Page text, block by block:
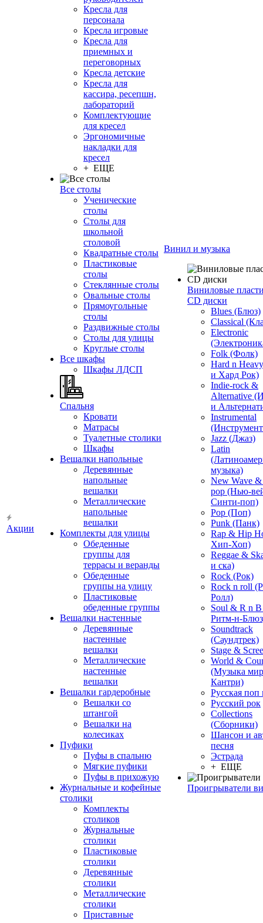
Акции
Кресла для
персонала
Кресла игровые
Кресла для
приемных и
переговорных
Кресла детские
Кресла для
кассира, ресепшн,
лабораторий
Комплектующие
для кресел
Эргономичные
накладки для
кресел
+ ЕЩЕ
Все столы
Ученические
столы
Столы для
школьной
столовой
Квадратные столы
Пластиковые
столы
Стеклянные столы
Овальные столы
Прямоугольные
столы
Раздвижные столы
Столы для улицы
Круглые столы
Все шкафы
Шкафы ЛДСП
Спальня
Кровати
Матрасы
Туалетные столики
Шкафы
Вешалки напольные
Деревянные
напольные
вешалки
Металлические
напольные
вешалки
Комплекты для улицы
Обеденные
группы для
террасы и веранды
Обеденные
группы на улицу
Пластиковые
обеденные группы
Вешалки настенные
Деревянные
настенные
вешалки
Металлические
настенные
вешалки
Вешалки гардеробные
Вешалки со
штангой
Вешалки на
колесиках
Пуфики
Пуфы в спальню
Мягкие пуфики
Пуфы в прихожую
Журнальные и кофейные
столики
Комплекты
столиков
Журнальные
столики
Пластиковые
столики
Деревянные
столики
Металлические
столики
Приставные
Винил и музыка
Виниловые
CD диски
Blues (Блюз)
Classical
Electronic
Folk (Фолк)
Hard n
и Хард Рок)
Indie-rock &
Alternative
и
Instrumental
Jazz (Джаз)
Latin
музыка)
New Wave
pop (Нью-
Синти-поп)
Pop (Поп)
Punk (Панк)
Rap & Hip
Хип-Хоп)
Reggae &
и ска)
Rock (Рок)
Rock n roll
Ролл)
Soul & R n
Ритм-н-
Soundtrack
(Саундтрек)
Stage &
World &
(Музыка
Кантри)
Русская поп
Русский рок
Сollections
(Сборники)
Шансон и
песня
Эстрада
+ ЕЩЕ
Проигрыватели